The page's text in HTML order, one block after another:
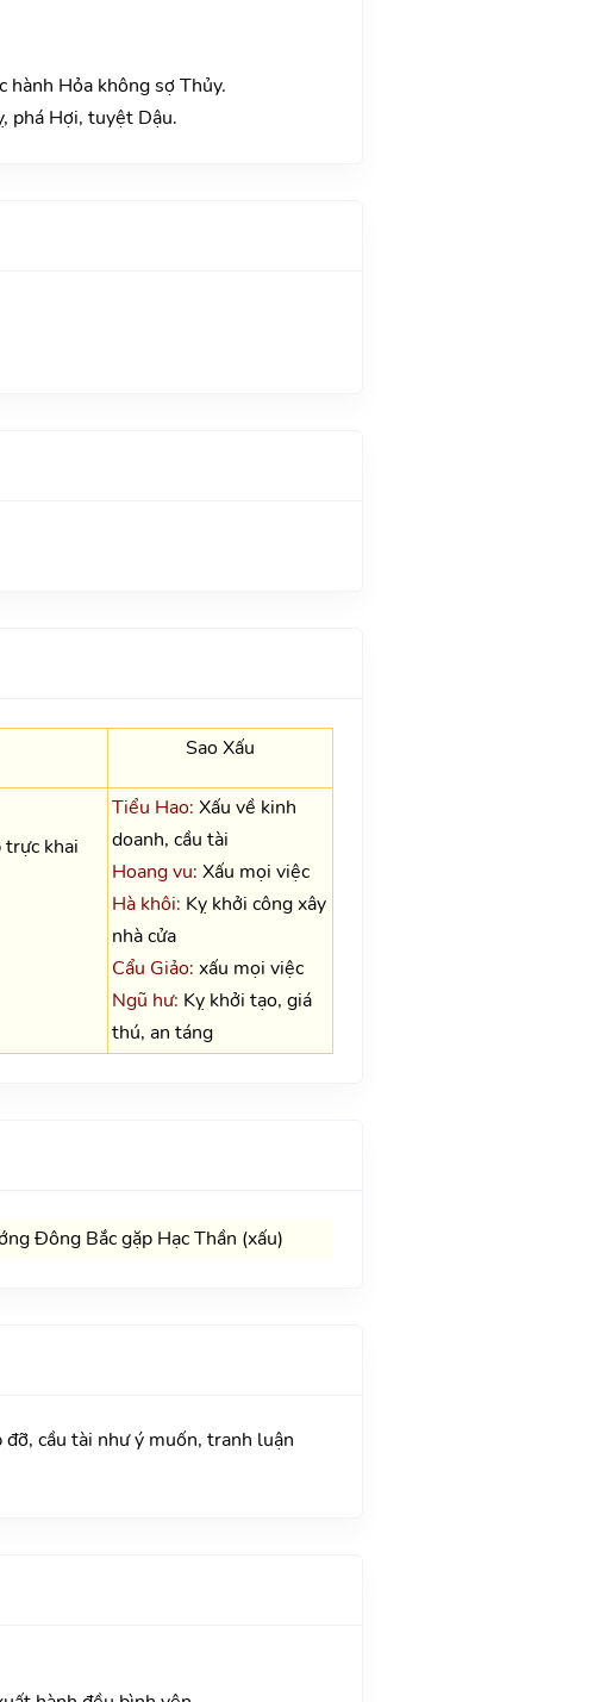
hành Hỏa không sợ Thủy.
phá Hợi, tuyệt Dậu.
Sao Xấu
trực khai
Tiểu Hao: Xấu về kinh
doanh, cầu tài
Hoang vu: Xấu mọi việc
Hà khôi: Kỵ khởi công xây
nhà cửa
Cẩu Giảo: xấu mọi việc
Ngũ hư: Kỵ khởi tạo, giá
thú, an táng
Đông Bắc gặp Hạc Thần (xấu)
cầu tài như ý muốn, tranh luận